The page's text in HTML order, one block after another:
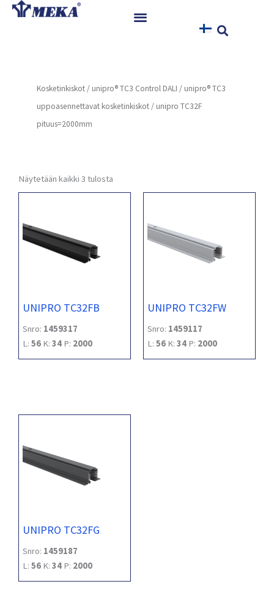
Siirry
Referenssit
Uutiset
Kosketinkiskot / unipro® TC3 Control DALI / unipro® TC3
uppoasennettavat kosketinkiskot / unipro TC32F
pituus=2000mm
Näytetään kaikki 3 tulosta
UNIPRO TC32FB
Snro: 1459317
L: 56 K: 34 P: 2000
UNIPRO TC32FW
Snro: 1459117
L: 56 K: 34 P: 2000
UNIPRO TC32FG
Snro: 1459187
L: 56 K: 34 P: 2000